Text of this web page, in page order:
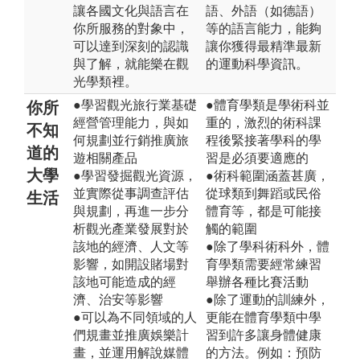
讓各國文化與語言在
你所服務的對象中，
可以達到深刻的認識
與了解，就能樂在觀
光學類裡。
語、外語（如德語）
等的語言能力，能夠
讓你獲得最精準最新
的運動科學資訊。
你所
不知
道的
大學
生活
●學習觀光旅行業基礎
經營管理能力，與如
何規劃並行銷推廣旅
遊相關產品
●學習發掘觀光資源，
並實際從事調查評估
與規劃，再進一步分
析觀光產業發展對於
該地的經濟、人文等
影響，如開設賭場對
該地可能造成的經
濟、治安等影響
●可以為不同領域的人
們規畫並推廣娛樂計
畫，並運用解說媒體
●體育學類是學術科並
重的，激烈的術科課
程後緊接著學科的學
習是必須要適應的
●術科範圍涵蓋甚廣，
從球類到舞蹈或民俗
體育等，都是可能接
觸的範圍
●除了學科術科外，體
育學類需要經常練習
舉辦各種比賽活動
●除了運動的訓練外，
更能在體育學類中學
習到許多讓身體健康
的方法。例如：預防